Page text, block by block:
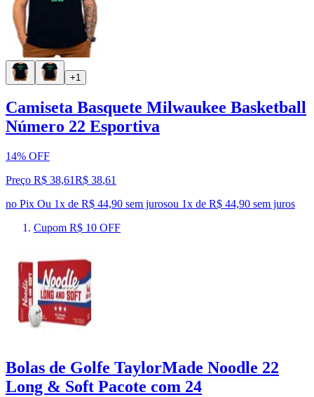
+1
Camiseta Basquete Milwaukee Basketball
Número 22 Esportiva
14% OFF
Preço R$ 38,61R$ 38,61
no Pix Ou 1x de R$ 44,90 sem jurosou 1x de R$ 44,90 sem juros
Cupom R$ 10 OFF
Bolas de Golfe TaylorMade Noodle 22
Long & Soft Pacote com 24